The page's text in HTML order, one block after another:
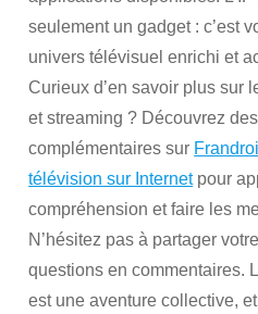
seulement un gadget : c’est
univers télévisuel enrichi et
Curieux d’en savoir plus sur
et streaming ? Découvrez
complémentaires sur
télévision sur Internetpour
compréhension et faire les
N’hésitez pas à partager
questions en commentaires.
est une aventure collective,